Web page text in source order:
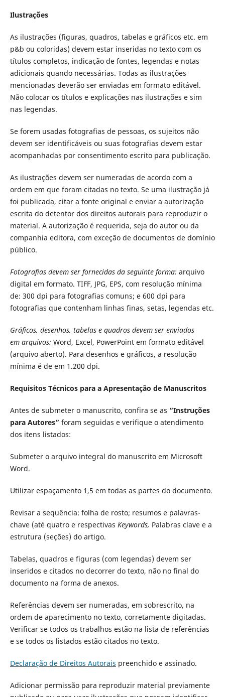
Ilustrações
As ilustrações (figuras, quadros, tabelas e gráficos etc. em
p&b ou coloridas) devem estar inseridas no texto com os
títulos completos, indicação de fontes, legendas e notas
adicionais quando necessárias. Todas as ilustrações
mencionadas deverão ser enviadas em formato editável.
Não colocar os títulos e explicações nas ilustrações e sim
nas legendas.
Se forem usadas fotografias de pessoas, os sujeitos não
devem ser identificáveis ou suas fotografias devem estar
acompanhadas por consentimento escrito para publicação.
As ilustrações devem ser numeradas de acordo com a
ordem em que foram citadas no texto. Se uma ilustração já
foi publicada, citar a fonte original e enviar a autorização
escrita do detentor dos direitos autorais para reproduzir o
material. A autorização é requerida, seja do autor ou da
companhia editora, com exceção de documentos de domínio
público.
Fotografias devem ser fornecidas da seguinte forma: arquivo
digital em formato. TIFF, JPG, EPS, com resolução mínima
de: 300 dpi para fotografias comuns; e 600 dpi para
fotografias que contenham linhas finas, setas, legendas etc.
Gráficos, desenhos, tabelas e quadros devem ser enviados
em arquivos: Word, Excel, PowerPoint em formato editável
(arquivo aberto). Para desenhos e gráficos, a resolução
mínima é de em 1.200 dpi.
Requisitos Técnicos para a Apresentação de Manuscritos
Antes de submeter o manuscrito, confira se as “Instruções
para Autores” foram seguidas e verifique o atendimento
dos itens listados:
Submeter o arquivo integral do manuscrito em Microsoft
Word.
Utilizar espaçamento 1,5 em todas as partes do documento.
Revisar a sequência: folha de rosto; resumos e palavras-
chave (até quatro e respectivas Keywords, Palabras clave e a
estrutura (seções) do artigo.
Tabelas, quadros e figuras (com legendas) devem ser
inseridos e citados no decorrer do texto, não no final do
documento na forma de anexos.
Referências devem ser numeradas, em sobrescrito, na
ordem de aparecimento no texto, corretamente digitadas.
Verificar se todos os trabalhos estão na lista de referências
e se todos os listados estão citados no texto.
Declaração de Direitos Autorais preenchido e assinado.
Adicionar permissão para reproduzir material previamente